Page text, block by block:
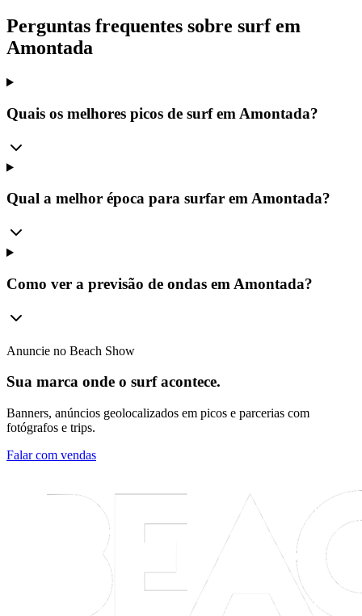
Perguntas frequentes sobre surf em
Amontada
Quais os melhores picos de surf em Amontada?
Qual a melhor época para surfar em Amontada?
Como ver a previsão de ondas em Amontada?
Anuncie no Beach Show
Sua marca onde o surf acontece.
Banners, anúncios geolocalizados em picos e parcerias com
fotógrafos e trips.
Falar com vendas